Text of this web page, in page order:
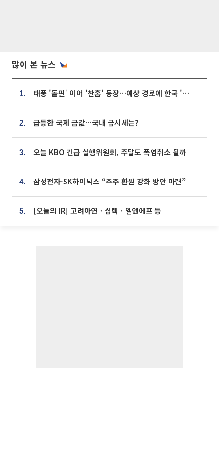
많이 본 뉴스
1. 태풍 '돌핀' 이어 '찬홈' 등장…예상 경로에 한국 '한숨'
2. 급등한 국제 금값…국내 금시세는?
3. 오늘 KBO 긴급 실행위원회, 주말도 폭염취소 될까
4. 삼성전자·SK하이닉스 “주주 환원 강화 방안 마련”
5. [오늘의 IR] 고려아연ㆍ심텍ㆍ엘앤에프 등